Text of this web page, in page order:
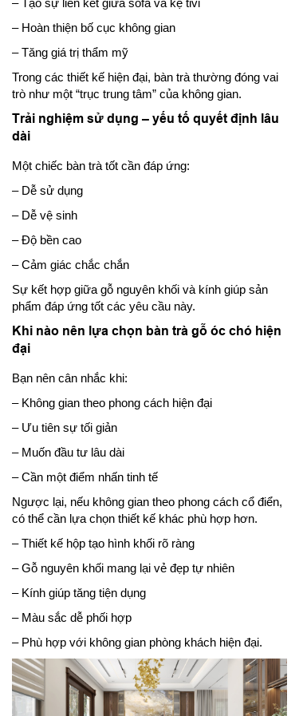
– Tạo sự liên kết giữa sofa và kệ tivi
– Hoàn thiện bố cục không gian
– Tăng giá trị thẩm mỹ
Trong các thiết kế hiện đại, bàn trà thường đóng vai
trò như một “trục trung tâm” của không gian.
Trải nghiệm sử dụng – yếu tố quyết định lâu
dài
Một chiếc bàn trà tốt cần đáp ứng:
– Dễ sử dụng
– Dễ vệ sinh
– Độ bền cao
– Cảm giác chắc chắn
Sự kết hợp giữa gỗ nguyên khối và kính giúp sản
phẩm đáp ứng tốt các yêu cầu này.
Khi nào nên lựa chọn bàn trà gỗ óc chó hiện
đại
Bạn nên cân nhắc khi:
– Không gian theo phong cách hiện đại
– Ưu tiên sự tối giản
– Muốn đầu tư lâu dài
– Cần một điểm nhấn tinh tế
Ngược lại, nếu không gian theo phong cách cổ điển,
có thể cần lựa chọn thiết kế khác phù hợp hơn.
– Thiết kế hộp tạo hình khối rõ ràng
– Gỗ nguyên khối mang lại vẻ đẹp tự nhiên
– Kính giúp tăng tiện dụng
– Màu sắc dễ phối hợp
– Phù hợp với không gian phòng khách hiện đại.